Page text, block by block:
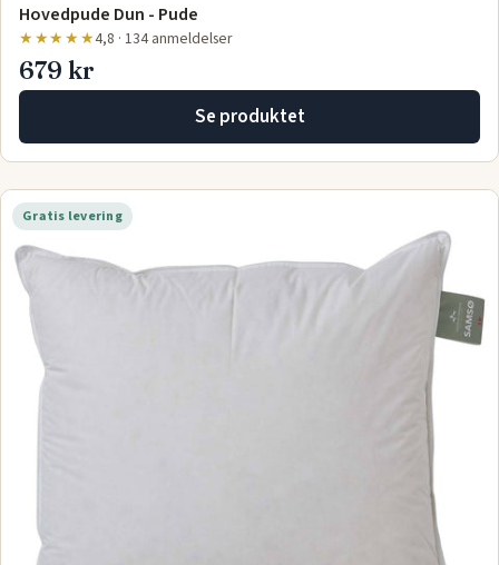
Hovedpude Dun - Pude
★★★★★4,8 · 134 anmeldelser
679 kr
Se produktet
Gratis levering